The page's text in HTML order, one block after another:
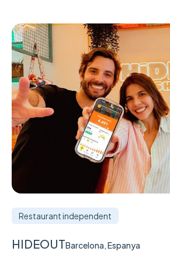
Restaurant independent
HIDEOUTBarcelona, Espanya